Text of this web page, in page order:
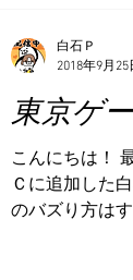
東京ゲ
こんにちは！
Ｃに追加した
のバズり方は
白石Ｐ
2018年9月25